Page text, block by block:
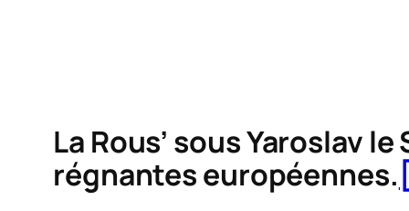
La Rous’ sous Yaroslav
régnantes européennes.